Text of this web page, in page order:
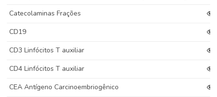
Catecolaminas Frações
CD19
CD3 Linfócitos T auxiliar
CD4 Linfócitos T auxiliar
CEA Antígeno Carcinoembriogênico